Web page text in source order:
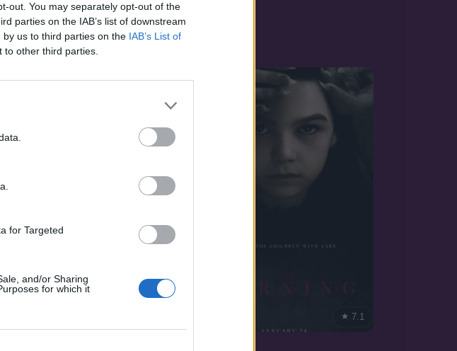
out. You may separately opt-out of the
parties on the IAB’s list of downstream
us to third parties on the IAB’s List of
other third parties.
for Targeted
and/or Sharing
for which it
magyarul
7.1